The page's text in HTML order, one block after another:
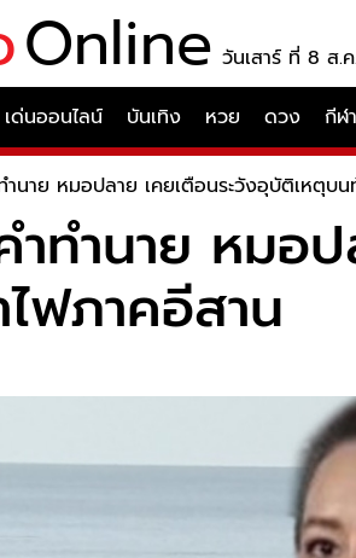
Online วันเสาร์ ที่ 8 ส.
เด่นออนไลน์ บันเทิง หวย ดวง กีฬา
นาย หมอปลาย เคยเตือนระวังอุบัติเหตุบ
ทำนาย หมอ
ฟภาคอีสาน